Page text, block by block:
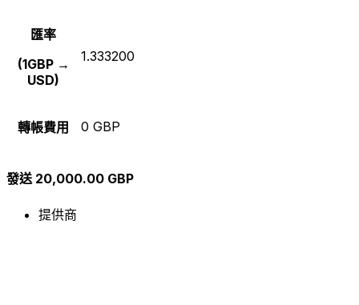
匯率
(1GBP →
USD)
1.333200
轉帳費用 0 GBP
發送 20,000.00 GBP
提供商